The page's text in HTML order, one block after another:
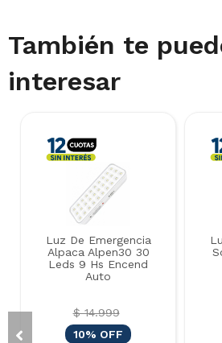
También te
interesar
Luz De Emergencia
Alpaca Alpen30 30
Leds 9 Hs Encend
Auto
$ 14.999
10% OFF